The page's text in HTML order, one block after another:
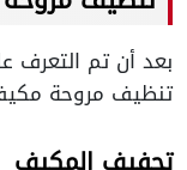
بعد أن تم التعرف
تنظيف مروحة